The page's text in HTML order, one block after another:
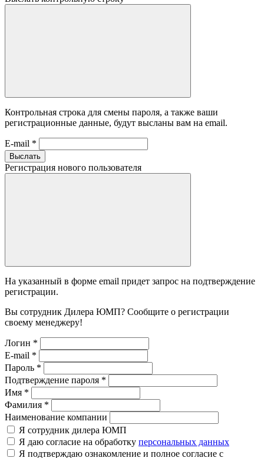
Контрольная строка для смены пароля, а также ваши
регистрационные данные, будут высланы вам на email.
E-mail *
Выслать
Регистрация нового пользователя
На указанный в форме email придет запрос на подтверждение
регистрации.
Вы сотрудник Дилера ЮМП? Сообщите о регистрации
своему менеджеру!
Логин *
E-mail *
Пароль *
Подтверждение пароля *
Имя *
Фамилия *
Наименование компании
Я сотрудник дилера ЮМП
Я даю согласие на обработку персональных данных
Я подтверждаю ознакомление и полное согласие с